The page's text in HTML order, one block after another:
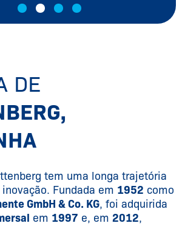
DE
tem uma longa trajetória
Fundada em 1952 como
GmbH & Co. KG, foi adquirida
em 1997 e, em 2012,